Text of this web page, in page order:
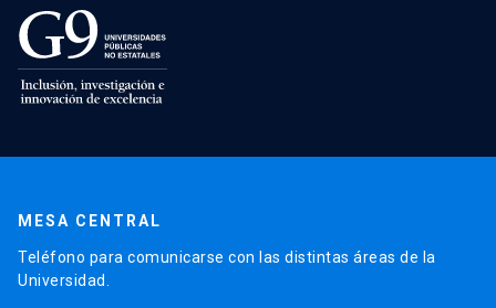
MESA CENTRAL
Teléfono para comunicarse con las distintas áreas de la
Universidad.